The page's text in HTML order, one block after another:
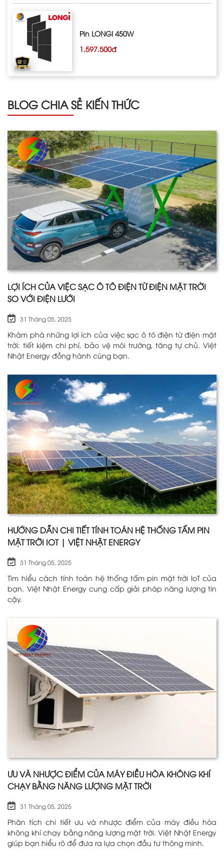
Pin LONGI 450W
1.597.500đ
BLOG CHIA SẺ KIẾN THỨC
LỢI ÍCH CỦA VIỆC SẠC Ô TÔ ĐIỆN TỪ ĐIỆN MẶT TRỜI
SO VỚI ĐIỆN LƯỚI
31 Tháng 05, 2025
Khám phá những lợi ích của việc sạc ô tô điện từ điện mặt
trời: tiết kiệm chi phí, bảo vệ môi trường, tăng tự chủ. Việt
Nhật Energy đồng hành cùng bạn.
HƯỚNG DẪN CHI TIẾT TÍNH TOÁN HỆ THỐNG TẤM PIN
MẶT TRỜI IOT | VIỆT NHẬT ENERGY
31 Tháng 05, 2025
Tìm hiểu cách tính toán hệ thống tấm pin mặt trời IoT của
bạn. Việt Nhật Energy cung cấp giải pháp năng lượng tin
cậy.
ƯU VÀ NHƯỢC ĐIỂM CỦA MÁY ĐIỀU HÒA KHÔNG KHÍ
CHẠY BẰNG NĂNG LƯỢNG MẶT TRỜI
31 Tháng 05, 2025
Phân tích chi tiết ưu và nhược điểm của máy điều hòa
không khí chạy bằng năng lượng mặt trời. Việt Nhật Energy
giúp bạn hiểu rõ để đưa ra lựa chọn đầu tư thông minh.